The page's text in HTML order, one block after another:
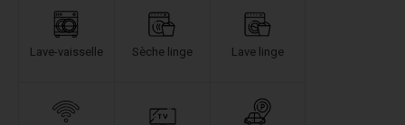
Lave-vaisselle Sèche linge Lave linge